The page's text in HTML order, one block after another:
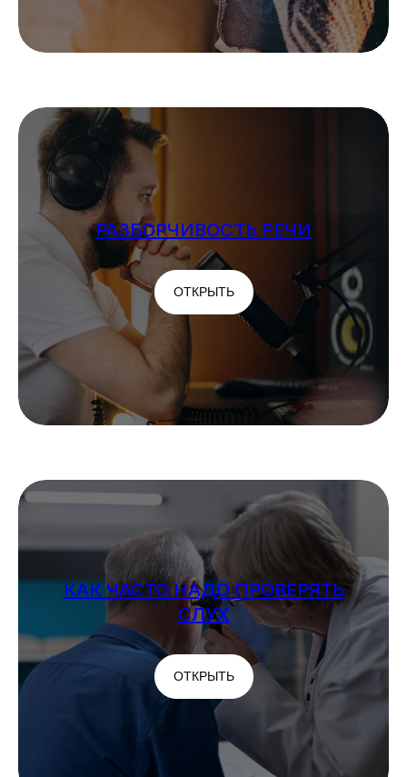
АУДИОРОЛИКИ: КОМУ?
ЗАЧЕМ?
РАЗБОРЧИВОСТЬ РЕЧИ
ОТКРЫТЬ
КАК ЧАСТО НАДО ПРОВЕРЯТЬ
СЛУХ
ОТКРЫТЬ